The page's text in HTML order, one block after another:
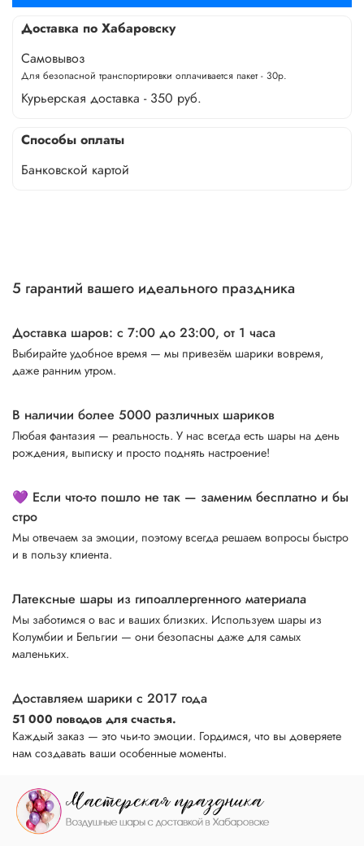
Доставка по Хабаровску
Самовывоз
Для безопасной транспортировки оплачивается пакет - 30р.
Курьерская доставка - 350 руб.
Способы оплаты
Банковской картой
5 гарантий вашего идеального праздника
Доставка шаров: с 7:00 до 23:00, от 1 часа
Выбирайте удобное время — мы привезём шарики вовремя,
даже ранним утром.
В наличии более 5000 различных шариков
Любая фантазия — реальность. У нас всегда есть шары на день
рождения, выписку и просто поднять настроение!
💜 Если что-то пошло не так — заменим бесплатно и бы
стро
Мы отвечаем за эмоции, поэтому всегда решаем вопросы быстро
и в пользу клиента.
Латексные шары из гипоаллергенного материала
Мы заботимся о вас и ваших близких. Используем шары из
Колумбии и Бельгии — они безопасны даже для самых
маленьких.
Доставляем шарики с 2017 года
51 000 поводов для счастья.
Каждый заказ — это чьи-то эмоции. Гордимся, что вы доверяете
нам создавать ваши особенные моменты.